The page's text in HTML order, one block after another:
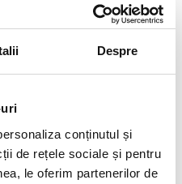
Despre
conținutul și
de rețele sociale și pentru
le oferim partenerilor de
fi modificate de către
conține erori de operare.